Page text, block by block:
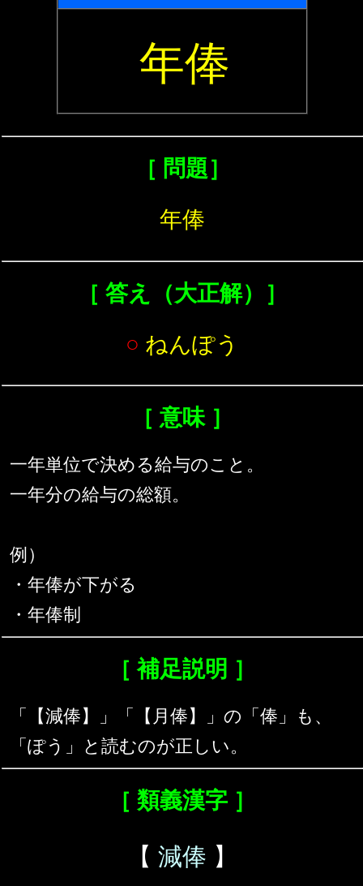
年俸
［ 問題］
年俸
［ 答え（大正解）］
○ ねんぽう
［ 意味 ］
一年単位で決める給与のこと。
一年分の給与の総額。
例）
・年俸が下がる
・年俸制
［ 補足説明 ］
「【減俸】」「【月俸】」の「俸」も、
「ぽう」と読むのが正しい。
［ 類義漢字 ］
【 減俸 】